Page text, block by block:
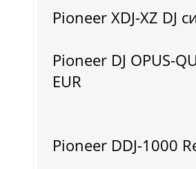
Pioneer XDJ-XZ DJ
Pioneer DJ OPUS-
EUR
Pioneer DDJ-1000